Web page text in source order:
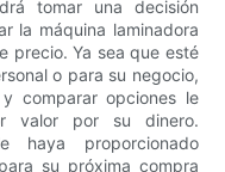
tomar una decisión
la máquina laminadora
precio. Ya sea que esté
o para su negocio,
comparar opciones le
valor por su dinero.
haya proporcionado
su próxima compra